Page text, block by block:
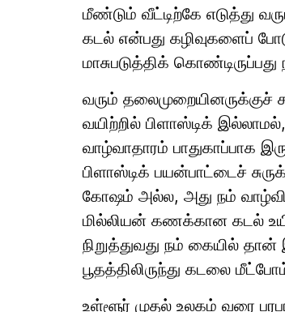
மீண்டும் வீட்டிற்கே எடுத்து
கடல் என்பது கழிவுகளைப்
மாசுபடுத்திக்
வரும்
வயிற்றில் பிளாஸ்டிக்
வாழ்வாதாரம் பாதுகாப்பாக
பிளாஸ்டிக் பயன்பாட்டைச்
கோஷம் அல்ல, அது நம்
மில்லியன் கணக்கான கடல்
நிறுத்துவது நம் கையில் தான்
பூதத்திலிருந்து கடலை
உள்ளூர் முதல் உலகம் வரை